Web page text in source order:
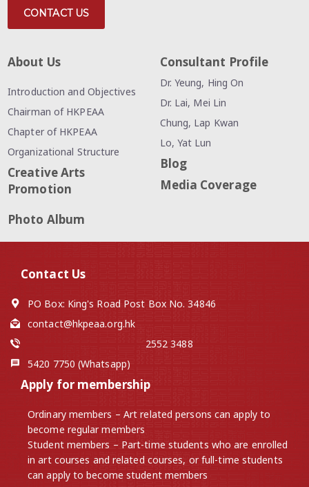
CONTACT US
About Us
Introduction and Objectives
Chairman of HKPEAA
Chapter of HKPEAA
Organizational Structure
Creative Arts
Promotion
Photo Album
Consultant Profile
Dr. Yeung, Hing On
Dr. Lai, Mei Lin
Chung, Lap Kwan
Lo, Yat Lun
Blog
Media Coverage
Contact Us
PO Box: King's Road Post Box No. 34846
contact@hkpeaa.org.hk
2552 3488
5420 7750 (Whatsapp)
Apply for membership
Ordinary members – Art related persons can apply to
become regular members
Student members – Part-time students who are enrolled
in art courses and related courses, or full-time students
can apply to become student members